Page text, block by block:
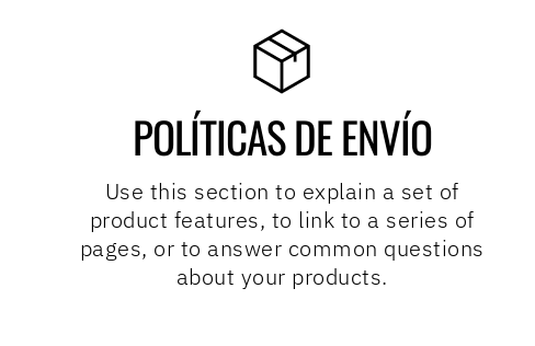
POLÍTICAS DE ENVÍO
Use this section to explain a set of
product features, to link to a series of
pages, or to answer common questions
about your products.